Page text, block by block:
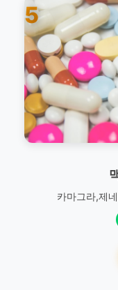
5
카마그라,제